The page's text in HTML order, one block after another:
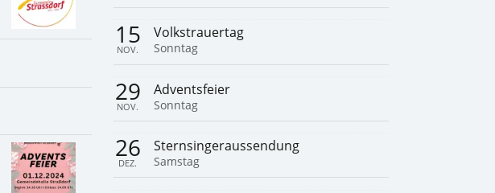
15
NOV.
Volkstrauertag
Sonntag
29
NOV.
Adventsfeier
Sonntag
26
DEZ.
Sternsingeraussendung
Samstag